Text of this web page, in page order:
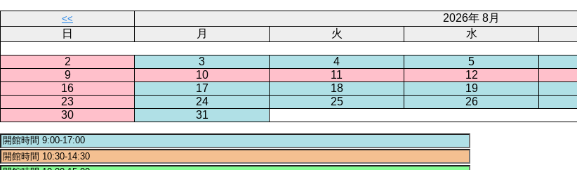
<< 2026年 8月
日 月 火 水
2
3 4 5
9
10 11 12
16
17 18 19
23
24 25 26
30
31